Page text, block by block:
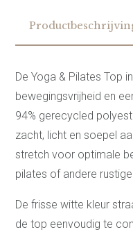
De Yoga & Pilates Top
bewegingsvrijheid en
94% gerecycled
zacht, licht en soepel
stretch voor optimale
pilates of andere
De frisse witte kleur
de top eenvoudig te